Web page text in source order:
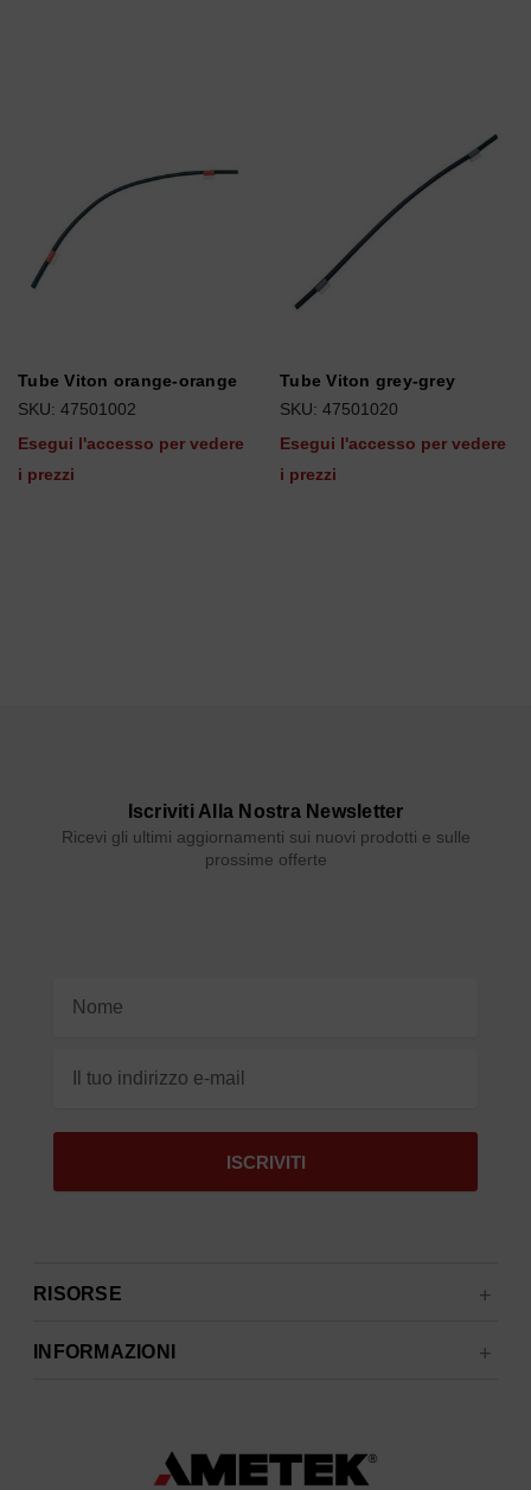
Tube Viton orange-orange
SKU: 47501002
Esegui l'accesso per vedere
i prezzi
Tube Viton grey-grey
SKU: 47501020
Esegui l'accesso per vedere
i prezzi
Iscriviti Alla Nostra Newsletter
Ricevi gli ultimi aggiornamenti sui nuovi prodotti e sulle
prossime offerte
RISORSE
INFORMAZIONI